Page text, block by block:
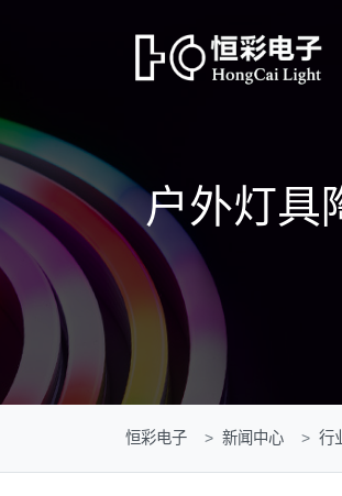
户外灯具
恒彩电子 新闻中心 行